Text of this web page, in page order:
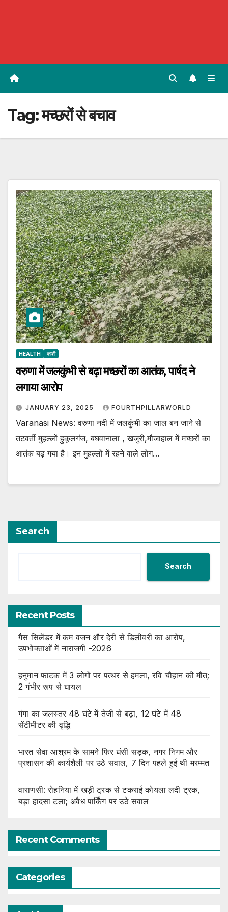
Tag:मच्छरों से बचाव
HEALTH काशी
वरुणा में जलकुंभी से बढ़ा मच्छरों का आतंक, पार्षद ने
लगाया आरोप
JANUARY 23, 2025 FOURTHPILLARWORLD
Varanasi News: वरुणा नदी में जलकुंभी का जाल बन जाने से
तटवर्ती मुहल्लों हुकूलगंज, बघवानाला , खजुरी,मौजाहाल में मच्छरों का
आतंक बढ़ गया है। इन मुहल्लों में रहने वाले लोग…
Search
Search
Recent Posts
गैस सिलेंडर में कम वजन और देरी से डिलीवरी का आरोप,
उपभोक्ताओं में नाराजगी -2026
हनुमान फाटक में 3 लोगों पर पत्थर से हमला, रवि चौहान की मौत;
2 गंभीर रूप से घायल
गंगा का जलस्तर 48 घंटे में तेजी से बढ़ा, 12 घंटे में 48
सेंटीमीटर की वृद्धि
भारत सेवा आश्रम के सामने फिर धंसी सड़क, नगर निगम और
प्रशासन की कार्यशैली पर उठे सवाल, 7 दिन पहले हुई थी मरम्मत
वाराणसी: रोहनिया में खड़ी ट्रक से टकराई कोयला लदी ट्रक,
बड़ा हादसा टला; अवैध पार्किंग पर उठे सवाल
Recent Comments
Categories